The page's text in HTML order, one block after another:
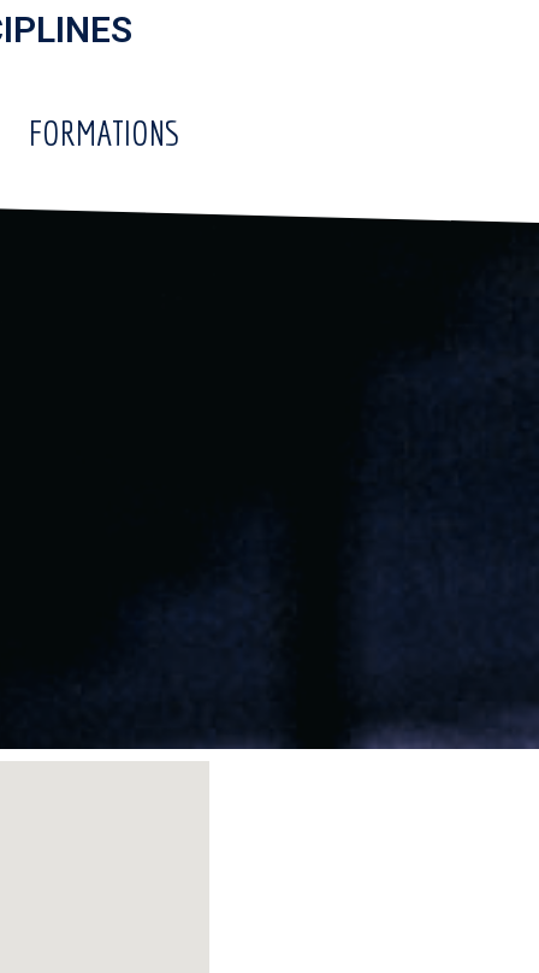
FORMATIONS